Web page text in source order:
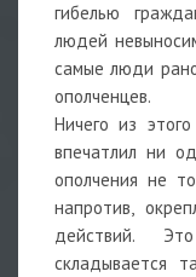
гибелью
людей
самые люди
ополченцев.
Ничего из
впечатлил ни
ополчения не
напротив,
действий.
складывается